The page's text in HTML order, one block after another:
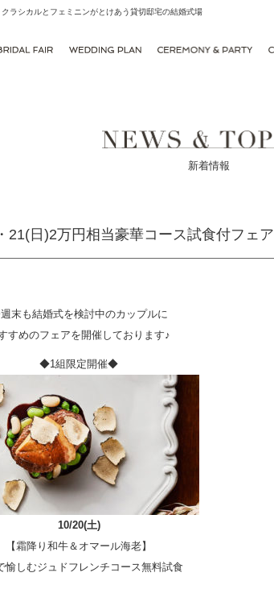
ラシカルとフェミニンがとけあう貸切邸宅の結婚式場
新着情報
21(日)2万円相当豪華コース試食付フェア
末も結婚式を検討中のカップルに
すめのフェアを開催しております♪
◆1組限定開催◆
10/20(土)
【霜降り和牛＆オマール海老】
愉しむジュドフレンチコース無料試食